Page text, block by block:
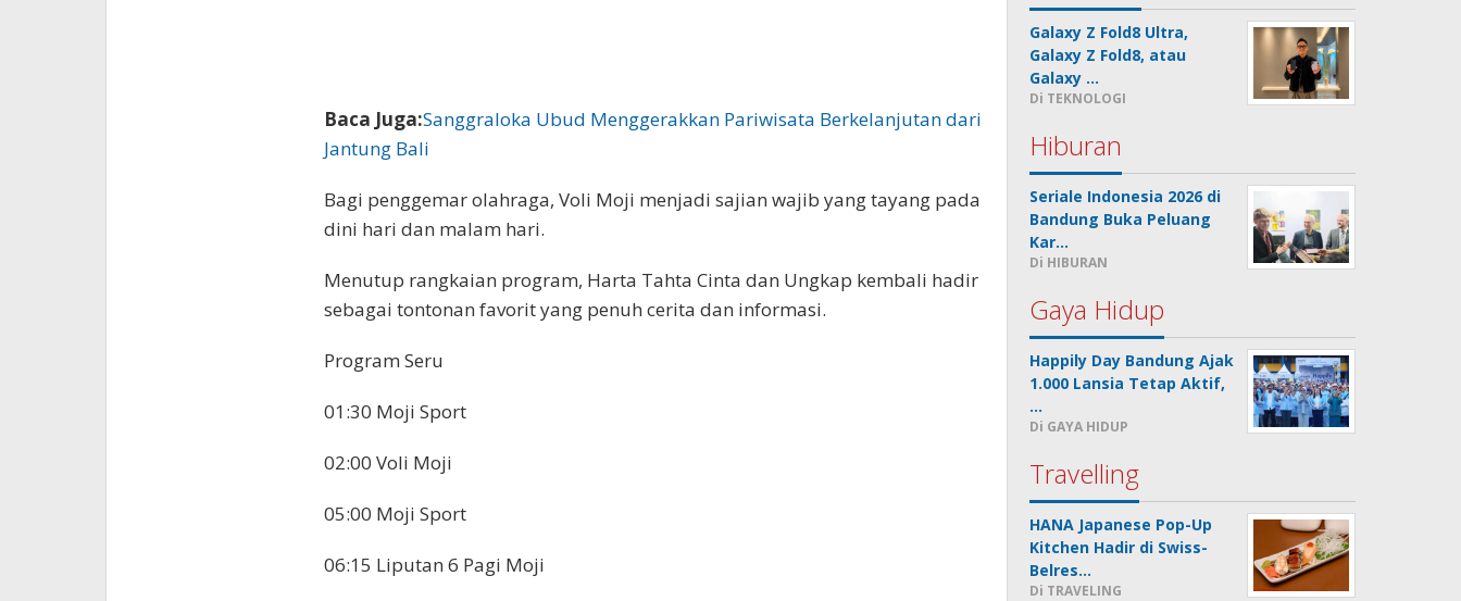
Baca Juga:Sanggraloka Ubud Menggerakkan Pariwisata Berkelanjutan dari
Jantung Bali
Bagi penggemar olahraga, Voli Moji menjadi sajian wajib yang tayang pada
dini hari dan malam hari.
Menutup rangkaian program, Harta Tahta Cinta dan Ungkap kembali hadir
sebagai tontonan favorit yang penuh cerita dan informasi.
Program Seru
01:30 Moji Sport
02:00 Voli Moji
05:00 Moji Sport
06:15 Liputan 6 Pagi Moji
Galaxy Z Fold8 Ultra,
Galaxy Z Fold8, atau
Galaxy …
Di TEKNOLOGI
Hiburan
Seriale Indonesia 2026 di
Bandung Buka Peluang
Kar…
Di HIBURAN
Gaya Hidup
Happily Day Bandung Ajak
1.000 Lansia Tetap Aktif,
…
Di GAYA HIDUP
Travelling
HANA Japanese Pop-Up
Kitchen Hadir di Swiss-
Belres…
Di TRAVELING